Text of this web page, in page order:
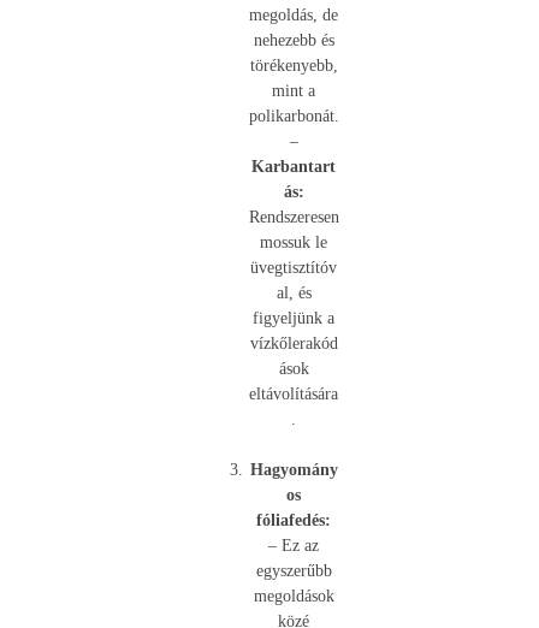
megoldás, de
nehezebb és
törékenyebb,
mint a
polikarbonát.
–
Karbantart
ás:
Rendszeresen
mossuk le
üvegtisztítóv
al, és
figyeljünk a
vízkőlerakód
ások
eltávolítására
Hagyomány
os
fóliafedés:
– Ez az
egyszerűbb
megoldások
közé